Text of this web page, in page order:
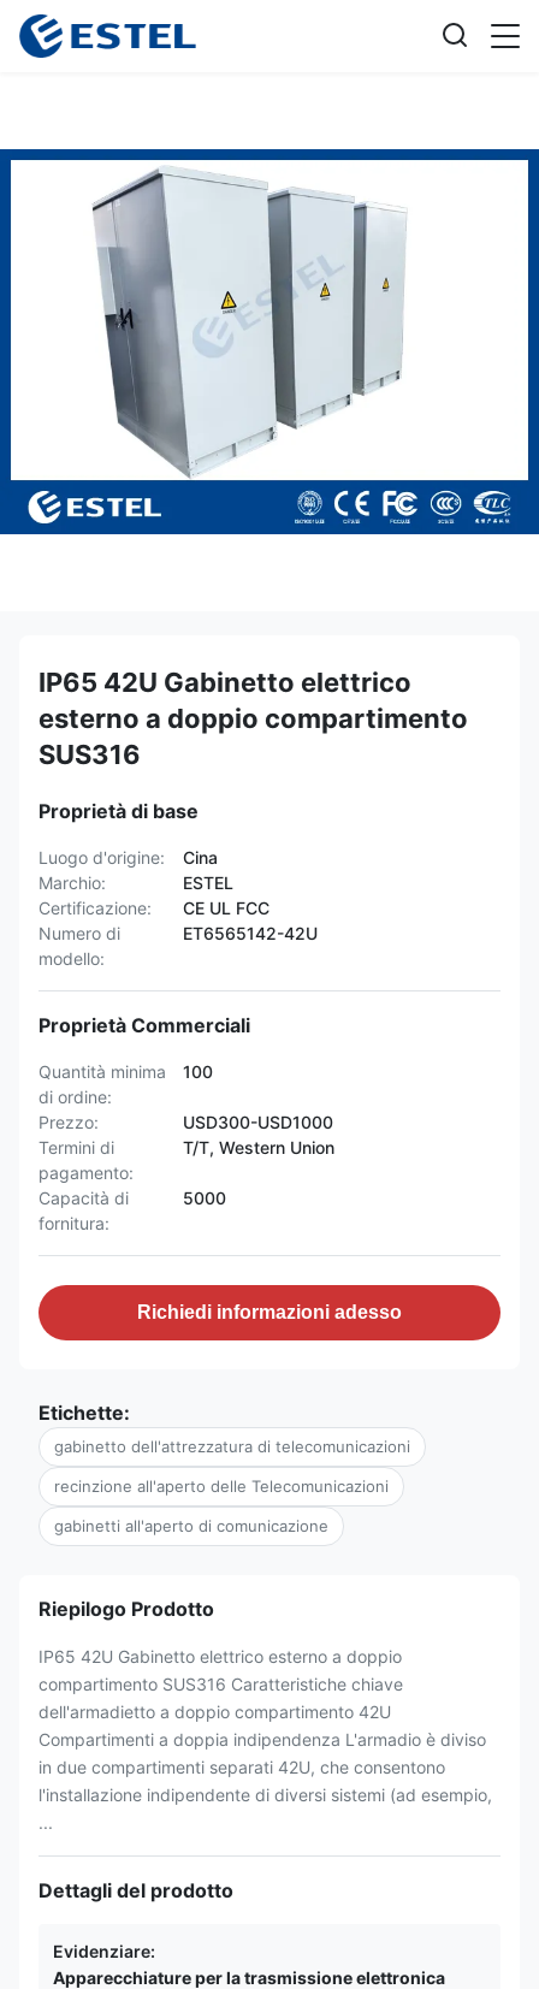
IP65 42U Gabinetto elettrico
esterno a doppio compartimento
SUS316
Proprietà di base
Luogo d'origine:
Cina
Marchio:
ESTEL
Certificazione:
CE UL FCC
Numero di
modello:
ET6565142-42U
Proprietà Commerciali
Quantità minima
di ordine:
100
Prezzo:
USD300-USD1000
Termini di
pagamento:
T/T, Western Union
Capacità di
fornitura:
5000
Richiedi informazioni adesso
Etichette:
gabinetto dell'attrezzatura di telecomunicazioni
recinzione all'aperto delle Telecomunicazioni
gabinetti all'aperto di comunicazione
Riepilogo Prodotto
IP65 42U Gabinetto elettrico esterno a doppio
compartimento SUS316 Caratteristiche chiave
dell'armadietto a doppio compartimento 42U
Compartimenti a doppia indipendenza L'armadio è diviso
in due compartimenti separati 42U, che consentono
l'installazione indipendente di diversi sistemi (ad esempio,
...
Dettagli del prodotto
Evidenziare:
Apparecchiature per la trasmissione elettronica